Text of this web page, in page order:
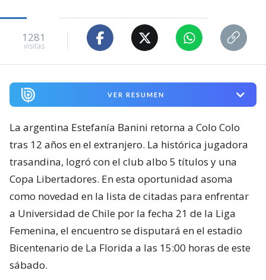
1281
visitas
VER RESUMEN
La argentina Estefanía Banini retorna a Colo Colo
tras 12 años en el extranjero. La histórica jugadora
trasandina, logró con el club albo 5 títulos y una
Copa Libertadores. En esta oportunidad asoma
como novedad en la lista de citadas para enfrentar
a Universidad de Chile por la fecha 21 de la Liga
Femenina, el encuentro se disputará en el estadio
Bicentenario de La Florida a las 15:00 horas de este
sábado.